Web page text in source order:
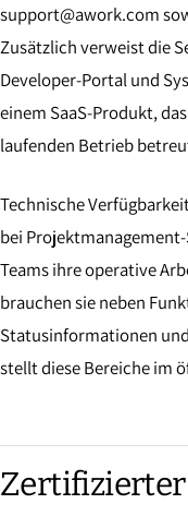
support@awork.com
Zusätzlich verweist die
Developer-Portal und
einem SaaS-Produkt,
laufenden Betrieb
Technische
bei
Teams ihre operative
brauchen sie neben
Statusinformationen
stellt diese Bereiche im
Zertifizierter